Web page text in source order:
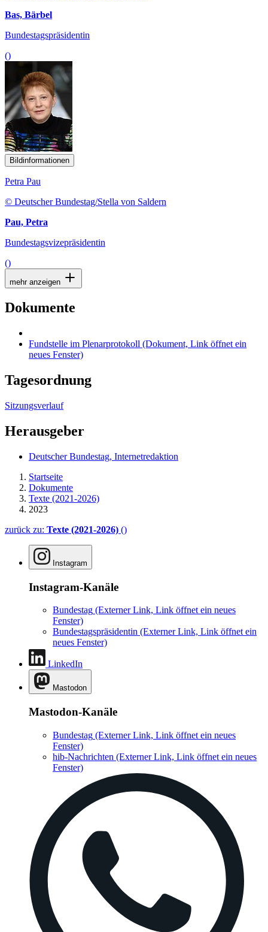
Bas, Bärbel
Bundestagspräsidentin
()
Bildinformationen
Petra Pau
© Deutscher Bundestag/Stella von Saldern
Pau, Petra
Bundestagsvizepräsidentin
()
mehr anzeigen
Dokumente
Fundstelle im Plenarprotokoll (Dokument, Link öffnet ein
neues Fenster)
Tagesordnung
Sitzungsverlauf
Herausgeber
Deutscher Bundestag, Internetredaktion
Startseite
Dokumente
Texte (2021-2026)
2023
zurück zu: Texte (2021-2026) ()
Instagram
Instagram-Kanäle
Bundestag (Externer Link, Link öffnet ein neues
Fenster)
Bundestagspräsidentin (Externer Link, Link öffnet ein
neues Fenster)
LinkedIn
Mastodon
Mastodon-Kanäle
Bundestag (Externer Link, Link öffnet ein neues
Fenster)
hib-Nachrichten (Externer Link, Link öffnet ein neues
Fenster)